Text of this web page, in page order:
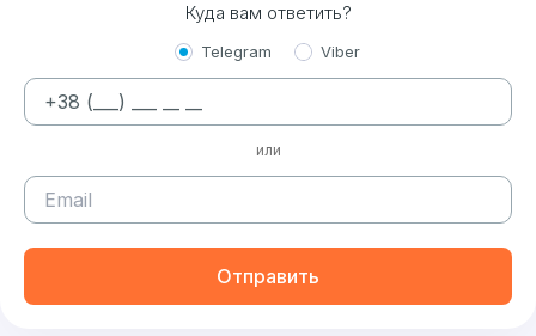
Куда вам ответить?
Telegram Viber
или
Отправить